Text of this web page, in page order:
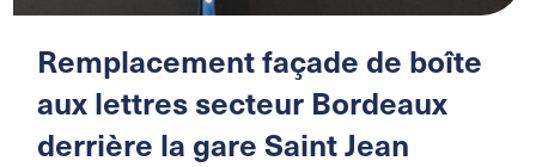
Remplacement façade de boîte
aux lettres secteur Bordeaux
derrière la gare Saint Jean